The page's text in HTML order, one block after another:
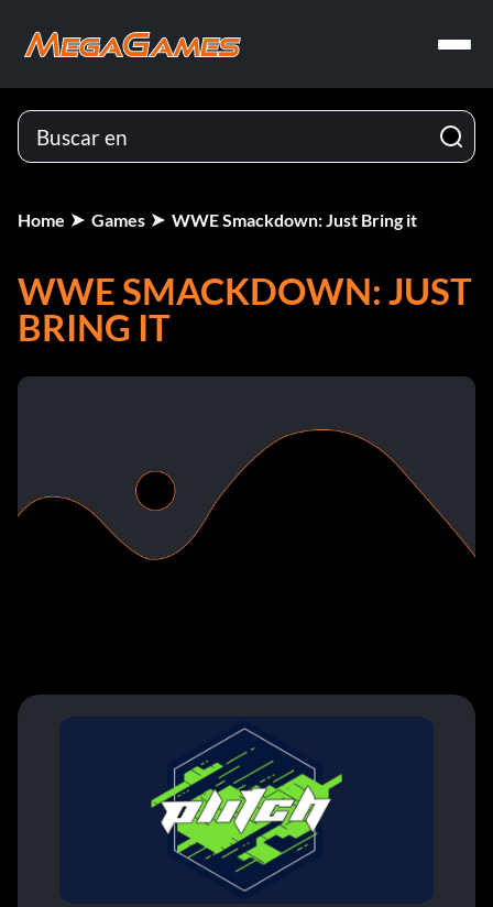
Home Games WWE Smackdown: Just Bring it
WWE SMACKDOWN: JUST
BRING IT